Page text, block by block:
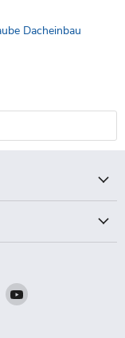
Dacheinbau
Sie
Finden